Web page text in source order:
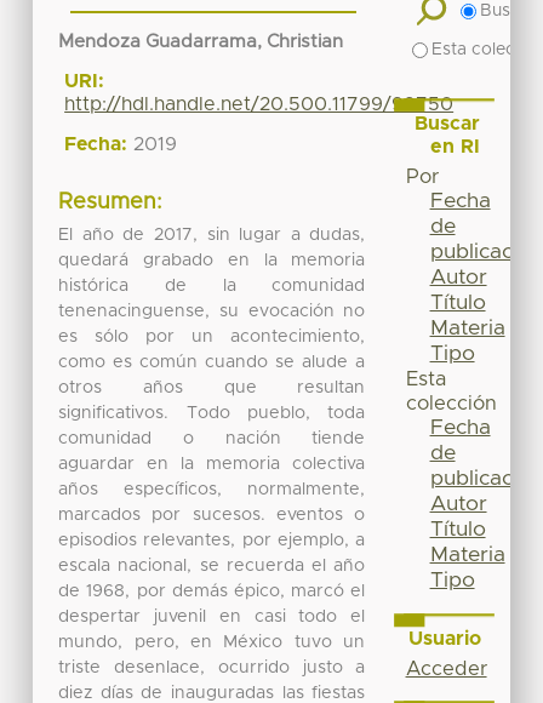
Mendoza Guadarrama, Christian
URI:
http://hdl.handle.net/20.500.11799/99750
Fecha: 2019
Resumen:
El año de 2017, sin lugar a dudas,
quedará grabado en la memoria
histórica de la comunidad
tenenacinguense, su evocación no
es sólo por un acontecimiento,
como es común cuando se alude a
otros años que resultan
significativos. Todo pueblo, toda
comunidad o nación tiende
aguardar en la memoria colectiva
años específicos, normalmente,
marcados por sucesos. eventos o
episodios relevantes, por ejemplo, a
escala nacional, se recuerda el año
de 1968, por demás épico, marcó el
despertar juvenil en casi todo el
mundo, pero, en México tuvo un
triste desenlace, ocurrido justo a
diez días de inauguradas las fiestas
Buscar
Esta
Buscar
en RI
Por
Fecha
de
publicación
Autor
Título
Materia
Tipo
Esta
colección
Fecha
de
publicación
Autor
Título
Materia
Tipo
Usuario
Acceder